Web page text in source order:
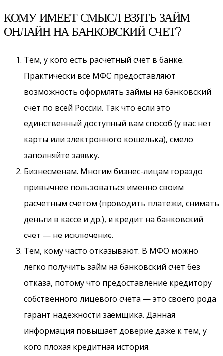
КОМУ ИМЕЕТ СМЫСЛ ВЗЯТЬ ЗАЙМ
ОНЛАЙН НА БАНКОВСКИЙ СЧЕТ?
Тем, у кого есть расчетный счет в банке.
Практически все МФО предоставляют
возможность оформлять займы на банковский
счет по всей России. Так что если это
единственный доступный вам способ (у вас нет
карты или электронного кошелька), смело
заполняйте заявку.
Бизнесменам. Многим бизнес-лицам гораздо
привычнее пользоваться именно своим
расчетным счетом (проводить платежи, снимать
деньги в кассе и др.), и кредит на банковский
счет — не исключение.
Тем, кому часто отказывают. В МФО можно
легко получить займ на банковский счет без
отказа, потому что предоставление кредитору
собственного лицевого счета — это своего рода
гарант надежности заемщика. Данная
информация повышает доверие даже к тем, у
кого плохая кредитная история.